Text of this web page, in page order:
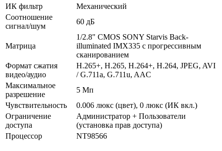
ИК фильтр
Механический
Соотношение
сигнал/шум
60 дБ
Матрица
1/2.8" CMOS SONY Starvis Back-
illuminated IMX335 с прогрессивным
сканированием
Формат сжатия
видео/аудио
H.265+, H.265, H.264+, H.264, JPEG, AVI
/ G.711a, G.711u, AAC
Максимальное
разрешение
5 Мп
Чувствительность
0.006 люкс (цвет), 0 люкс (ИК вкл.)
Ограничение
доступа
Администратор + Пользователи
(установка прав доступа)
Процессор
NT98566